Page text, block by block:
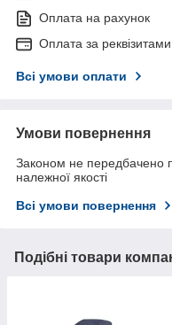
Оплата на рахунок
Оплата за реквізитами
Всі умови оплати
Умови повернення
Законом не передбачено
належної якості
Всі умови повернення
Подібні товари